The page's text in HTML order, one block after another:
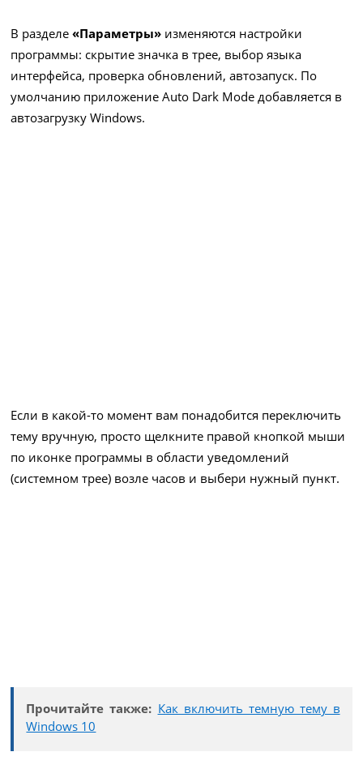
В разделе«Параметры» изменяются настройки
программы: скрытие значка в трее, выбор языка
интерфейса, проверка обновлений, автозапуск. По
умолчанию приложение Auto Dark Mode добавляется в
автозагрузку Windows.
Если в какой-то момент вам понадобится переключить
тему вручную, просто щелкните правой кнопкой мыши
по иконке программы в области уведомлений
(системном трее) возле часов и выбери нужный пункт.
Прочитайте также: Как включить темную тему в
Windows 10